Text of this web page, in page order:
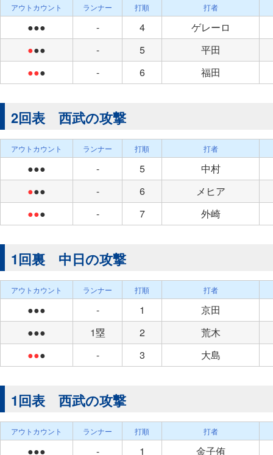
アウトカウント ランナー 打順 打者
●●● - 4
ゲレーロ
●●● - 5
平田
●●● - 6 福田
2回表 西武の攻撃
アウトカウント ランナー 打順 打者
●●● - 5
中村
●●● - 6
メヒア
●●● - 7 外崎
1回裏 中日の攻撃
アウトカウント ランナー 打順 打者
●●● - 1
京田
●●●
1塁 2
荒木
●●● - 3 大島
1回表 西武の攻撃
アウトカウント ランナー 打順 打者
●●● - 1
金子侑